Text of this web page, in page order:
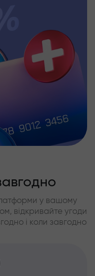
у вашому
відкривайте угоди
і коли завгодно